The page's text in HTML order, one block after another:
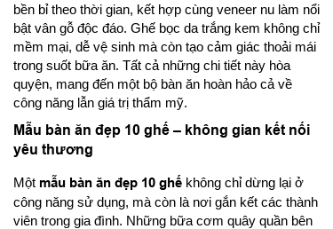
bền bỉ theo thời gian, kết hợp cùng veneer nu làm nổi
bật vân gỗ độc đáo. Ghế bọc da trắng kem không chỉ
mềm mại, dễ vệ sinh mà còn tạo cảm giác thoải mái
trong suốt bữa ăn. Tất cả những chi tiết này hòa
quyện, mang đến một bộ bàn ăn hoàn hảo cả về
công năng lẫn giá trị thẩm mỹ.
Mẫu bàn ăn đẹp 10 ghế – không gian kết nối
yêu thương
Một mẫu bàn ăn đẹp 10 ghế không chỉ dừng lại ở
công năng sử dụng, mà còn là nơi gắn kết các thành
viên trong gia đình. Những bữa cơm quây quần bên